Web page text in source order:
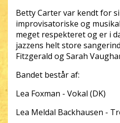
Betty Carter var kendt for
improvisatoriske og
meget respekteret og er i
jazzens helt store
Fitzgerald og Sarah
Bandet består af:
Lea Foxman - Vokal (DK)
Lea Meldal Backhausen -